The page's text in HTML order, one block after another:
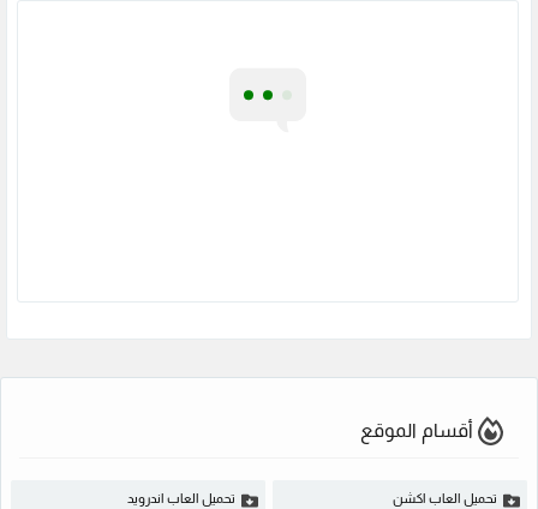
أقسام الموقع
تحميل العاب اكشن تحميل العاب اندرويد